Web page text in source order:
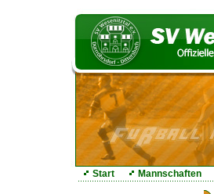
Start Mannschaften